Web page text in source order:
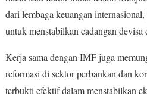
dari lembaga keuangan
untuk menstabilkan cadangan
Kerja sama dengan IMF juga
reformasi di sektor perbankan dan
terbukti efektif dalam menstabilkan